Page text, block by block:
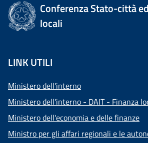
Conferenza Stato-città
locali
LINK UTILI
Ministero dell'interno
Ministero dell'interno - DAIT - Finanza
Ministero dell'economia e delle finanze
Ministro per gli affari regionali e le